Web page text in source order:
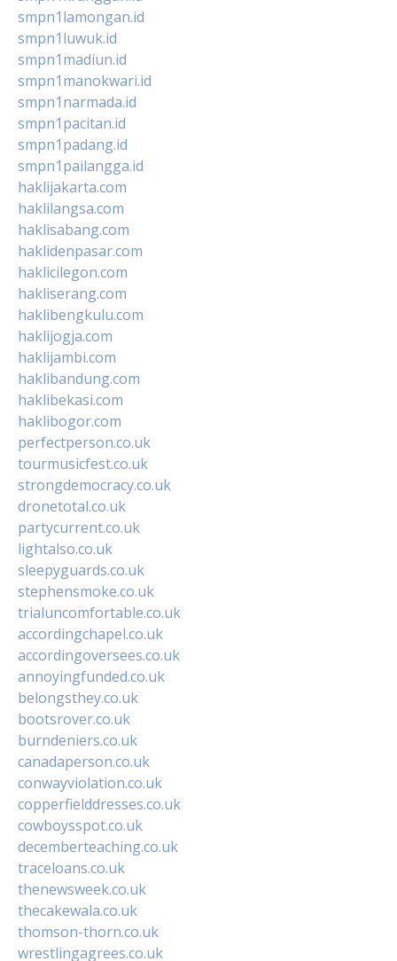
smpn1lamongan.id
smpn1luwuk.id
smpn1madiun.id
smpn1manokwari.id
smpn1narmada.id
smpn1pacitan.id
smpn1padang.id
smpn1pailangga.id
haklijakarta.com
haklilangsa.com
haklisabang.com
haklidenpasar.com
haklicilegon.com
hakliserang.com
haklibengkulu.com
haklijogja.com
haklijambi.com
haklibandung.com
haklibekasi.com
haklibogor.com
perfectperson.co.uk
tourmusicfest.co.uk
strongdemocracy.co.uk
dronetotal.co.uk
partycurrent.co.uk
lightalso.co.uk
sleepyguards.co.uk
stephensmoke.co.uk
trialuncomfortable.co.uk
accordingchapel.co.uk
accordingoversees.co.uk
annoyingfunded.co.uk
belongsthey.co.uk
bootsrover.co.uk
burndeniers.co.uk
canadaperson.co.uk
conwayviolation.co.uk
copperfielddresses.co.uk
cowboysspot.co.uk
decemberteaching.co.uk
traceloans.co.uk
thenewsweek.co.uk
thecakewala.co.uk
thomson-thorn.co.uk
wrestlingagrees.co.uk